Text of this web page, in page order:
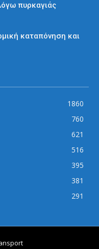
πυρκαγιάς
καταπόνηση και
1860
760
621
516
395
381
291